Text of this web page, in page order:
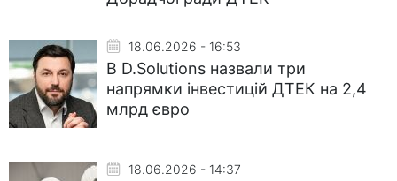
18.06.2026 - 16:53
В D.Solutions назвали три
напрямки інвестицій ДТЕК на 2,4
млрд євро
18.06.2026 - 14:37